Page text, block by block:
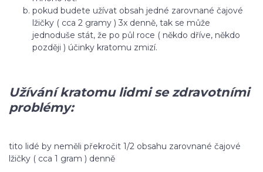
pokud budete užívat obsah jedné zarovnané čajové
lžičky ( cca 2 gramy ) 3x denně, tak se může
jednoduše stát, že po půl roce ( někdo dříve, někdo
později ) účinky kratomu zmizí.
Užívání kratomu lidmi se zdravotními
problémy:
tito lidé by neměli překročit 1/2 obsahu zarovnané čajové
lžičky ( cca 1 gram ) denně